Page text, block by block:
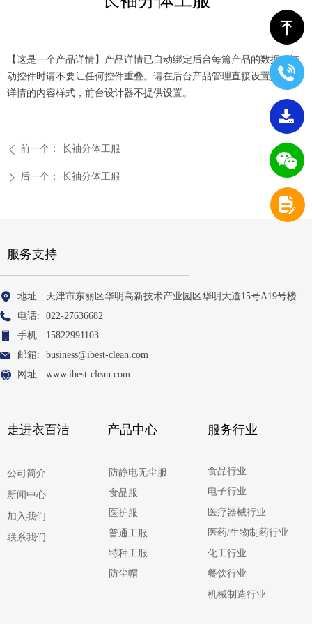
ꄴ 前一个： 长袖分体工服
ꄲ 后一个： 长袖分体工服
【这是一个产品详情】产品详情已自动绑定后台每篇产品的数据。拖
动控件时请不要让任何控件重叠。请在后台产品管理直接设置好产品
详情的内容样式，前台设计器不提供设置。
服务支持
地址:
天津市东丽区华明高新技术产业园区华明大道15号A19号楼
电话:
022-27636682
手机:
15822991103
邮箱:
business@ibest-clean.com
网址:
www.ibest-clean.com
走进衣百洁
公司简介
新闻中心
加入我们
联系我们
产品中心
防静电无尘服
食品服
医护服
普通工服
特种工服
防尘帽
服务行业
食品行业
电子行业
医疗器械行业
医药/生物制药行业
化工行业
餐饮行业
机械制造行业
ꁸ
끂
넖